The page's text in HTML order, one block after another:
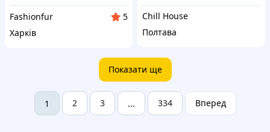
Fashionfur
5
Харків
Chill House
Полтава
Показати ще
1 2 3 ... 334 Вперед